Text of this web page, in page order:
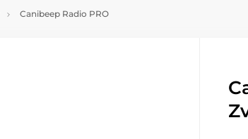
Canibeep Radio PRO